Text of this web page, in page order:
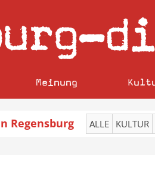
–
Meinung
Regensburg ALLE KULTUR